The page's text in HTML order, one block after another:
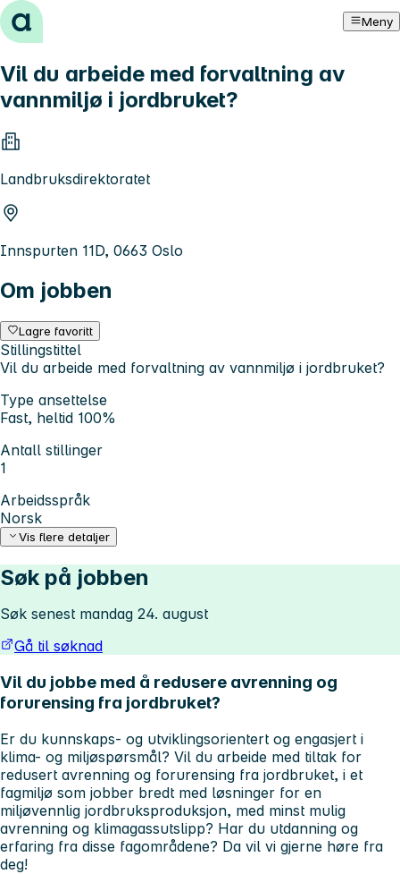
Hopp til innhold Meny
Vil du arbeide med forvaltning av
vannmiljø i jordbruket?
Landbruksdirektoratet
Innspurten 11D, 0663 Oslo
Om jobben
Lagre favoritt
Stillingstittel
Vil du arbeide med forvaltning av vannmiljø i jordbruket?
Type ansettelse
Fast, heltid 100%
Antall stillinger
1
Arbeidsspråk
Norsk
Vis flere detaljer
Søk på jobben
Søk senest mandag 24. august
Gå til søknad
Vil du jobbe med å redusere avrenning og
forurensing fra jordbruket?
Er du kunnskaps- og utviklingsorientert og engasjert i
klima- og miljøspørsmål? Vil du arbeide med tiltak for
redusert avrenning og forurensing fra jordbruket, i et
fagmiljø som jobber bredt med løsninger for en
miljøvennlig jordbruksproduksjon, med minst mulig
avrenning og klimagassutslipp? Har du utdanning og
erfaring fra disse fagområdene? Da vil vi gjerne høre fra
deg!